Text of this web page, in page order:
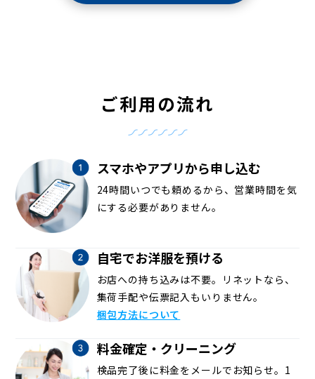
ご利用の流れ
スマホやアプリから申し込む
24時間いつでも頼めるから、営業時間を気
にする必要がありません。
自宅でお洋服を預ける
お店への持ち込みは不要。リネットなら、
集荷手配や伝票記入もいりません。
梱包方法について
料金確定・クリーニング
検品完了後に料金をメールでお知らせ。1